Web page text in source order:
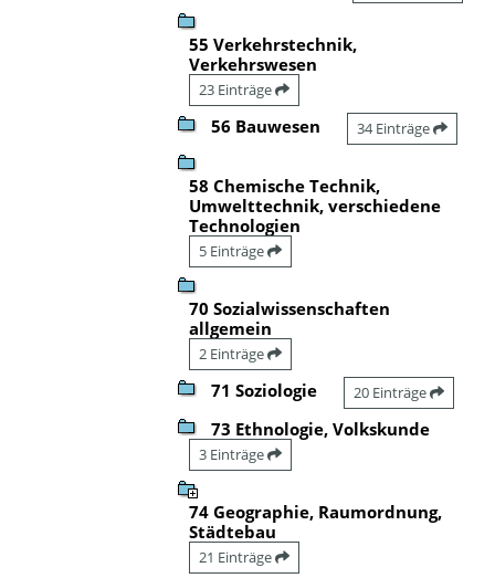
55 Verkehrstechnik,
Verkehrswesen
23 Einträge
56 Bauwesen 34 Einträge
58 Chemische Technik,
Umwelttechnik, verschiedene
Technologien
5 Einträge
70 Sozialwissenschaften
allgemein
2 Einträge
71 Soziologie 20 Einträge
73 Ethnologie, Volkskunde
3 Einträge
74 Geographie, Raumordnung,
Städtebau
21 Einträge